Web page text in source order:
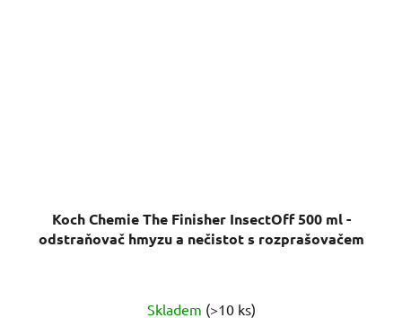
Koch Chemie The Finisher InsectOff 500 ml -
odstraňovač hmyzu a nečistot s rozprašovačem
Skladem (>10 ks)